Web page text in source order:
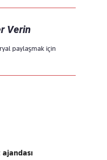
Verin
paylaşmak için